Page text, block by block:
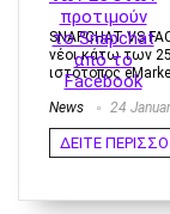
SNAPCHAT VS
νέοι κάτω των
ιστότοπος
News 24
ΔΕΙΤΕ